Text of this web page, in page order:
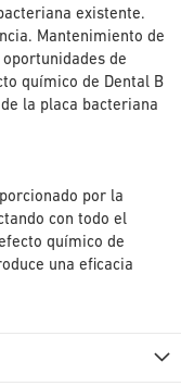
existente.
Mantenimiento de
de
químico de Dental B
la placa bacteriana
por la
con todo el
químico de
una eficacia